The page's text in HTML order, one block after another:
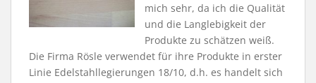
mich sehr, da ich die Qualität
und die Langlebigkeit der
Produkte zu schätzen weiß.
Die Firma Rösle verwendet für ihre Produkte in erster
Linie Edelstahllegierungen 18/10, d.h. es handelt sich